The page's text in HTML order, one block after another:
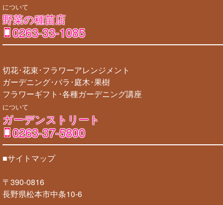
について
野菜の種苗店
0263-33-1085
切花･花束･フラワーアレンジメント
ガーデニング･バラ･庭木･果樹
フラワーギフト･各種ガーデニング講座
について
ガーデンストリート
0263-37-5800
■サイトマップ
〒390-0816
長野県松本市中条10-6